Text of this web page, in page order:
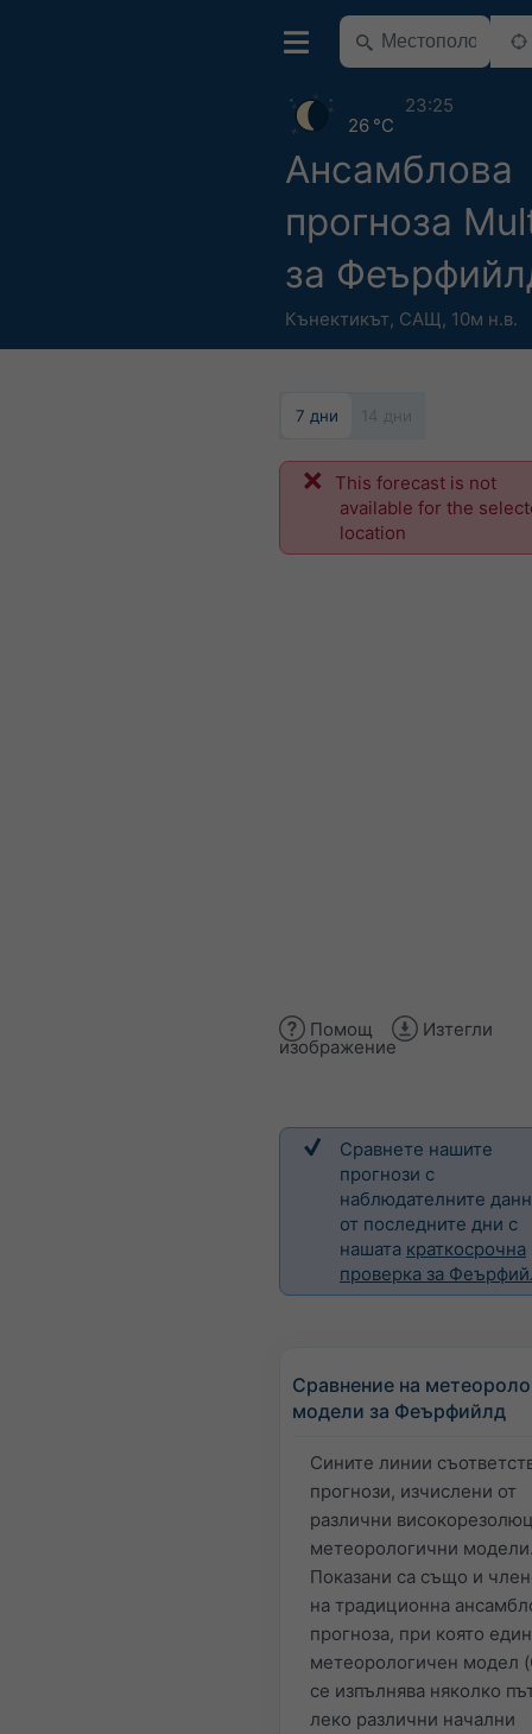
Ансамблова
прогноза
за
Кънектикът, САЩ, 10м н.в.
26 °C
23:25
7 дни
This forecast is not
available for the
location
Помощ Изтегли
изображение
Сравнете нашите
прогнози с
наблюдателните
от последните дни с
нашата краткосрочна
проверка за
Сравнение на
модели за Феърфийлд
Сините линии
прогнози, изчислени от
различни
метеорологични
Показани са също и
на традиционна
прогноза, при която
метеорологичен модел
се изпълнява няколко
леко различни начални